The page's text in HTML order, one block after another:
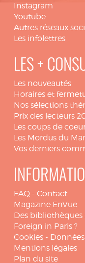
Instagram
Youtube
Autres réseaux
Les infolettres
LES +
Les nouveautés
Horaires et
Nos sélections
Prix des lecteurs
Les coups de
Les Mordus du
Vos derniers
FAQ - Contact
Magazine EnVue
Des bibliothèques
Foreign in Paris ?
Cookies -
Mentions légales
Plan du site